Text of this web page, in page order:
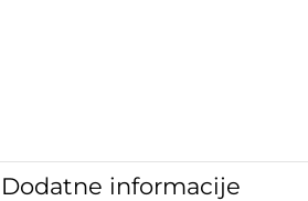
Dodatne informacije